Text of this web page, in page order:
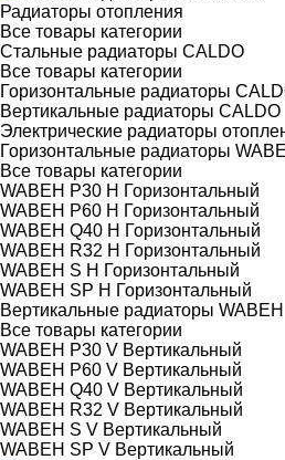
Радиаторы отопления
Все товары категории
Стальные радиаторы CALDO
Все товары категории
Горизонтальные радиаторы
Вертикальные радиаторы CALDO
Электрические радиаторы
Горизонтальные радиаторы
Все товары категории
WABEH P30 H Горизонтальный
WABEH P60 H Горизонтальный
WABEH Q40 H Горизонтальный
WABEH R32 H Горизонтальный
WABEH S H Горизонтальный
WABEH SP H Горизонтальный
Вертикальные радиаторы WABEH
Все товары категории
WABEH P30 V Вертикальный
WABEH P60 V Вертикальный
WABEH Q40 V Вертикальный
WABEH R32 V Вертикальный
WABEH S V Вертикальный
WABEH SP V Вертикальный